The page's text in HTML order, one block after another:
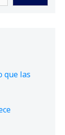
que las